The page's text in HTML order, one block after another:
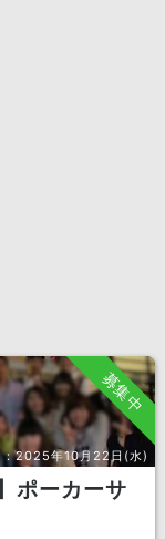
募集中
2025年10月22日(水)
ポーカーサ